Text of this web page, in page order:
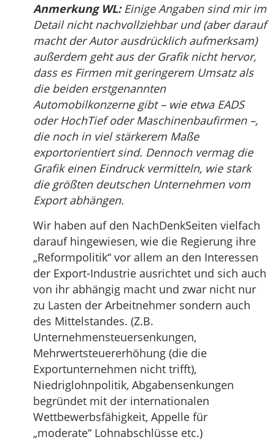
Anmerkung WL:Einige Angaben sind mir im
Detail nicht nachvollziehbar und (aber darauf
macht der Autor ausdrücklich aufmerksam)
außerdem geht aus der Grafik nicht hervor,
dass es Firmen mit geringerem Umsatz als
die beiden erstgenannten
Automobilkonzerne gibt – wie etwa EADS
oder HochTief oder Maschinenbaufirmen –,
die noch in viel stärkerem Maße
exportorientiert sind. Dennoch vermag die
Grafik einen Eindruck vermitteln, wie stark
die größten deutschen Unternehmen vom
Export abhängen.
Wir haben auf den NachDenkSeiten vielfach
darauf hingewiesen, wie die Regierung ihre
„Reformpolitik“ vor allem an den Interessen
der Export-Industrie ausrichtet und sich auch
von ihr abhängig macht und zwar nicht nur
zu Lasten der Arbeitnehmer sondern auch
des Mittelstandes. (Z.B.
Unternehmensteuersenkungen,
Mehrwertsteuererhöhung (die die
Exportunternehmen nicht trifft),
Niedriglohnpolitik, Abgabensenkungen
begründet mit der internationalen
Wettbewerbsfähigkeit, Appelle für
„moderate“ Lohnabschlüsse etc.)